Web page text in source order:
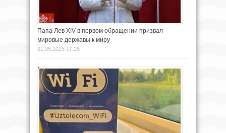
Папа Лев XIV в первом обращении призвал
мировые державы к миру
21.05.2025 17:25